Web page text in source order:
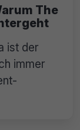
The
ist der
immer